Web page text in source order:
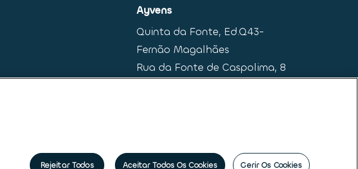
Ayvens
Quinta da Fonte, Ed.Q43-
Fernão Magalhães
Rua da Fonte de Caspolima, 8
dos dados pessoais | Princípios Éticos e de Conduta |Código de
Gerir Os Cookies
Rejeitar Todos Aceitar Todos Os Cookies